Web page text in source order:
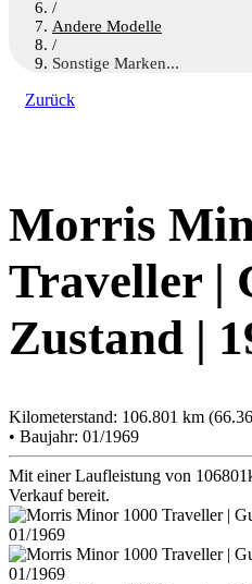
/
Andere Modelle
/
Sonstige Marken...
Zurück
Morris
Traveller |
Zustand |
Kilometerstand: 106.801 km
• Baujahr: 01/1969
Mit einer Laufleistung von
Verkauf bereit.